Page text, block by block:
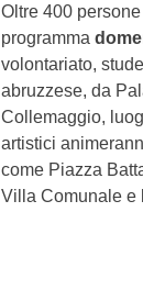
Oltre 400
programma
volontariato,
abruzzese, da
Collemaggio,
artistici
come Piazza
Villa Comunale e